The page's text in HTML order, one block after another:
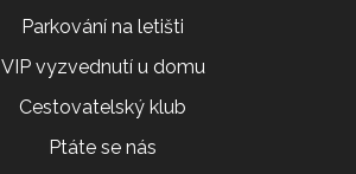
Parkování na letišti
VIP vyzvednutí u domu
Cestovatelský klub
Ptáte se nás